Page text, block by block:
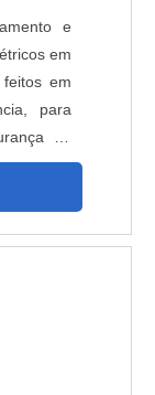
e
em
em
para
da
utilizar